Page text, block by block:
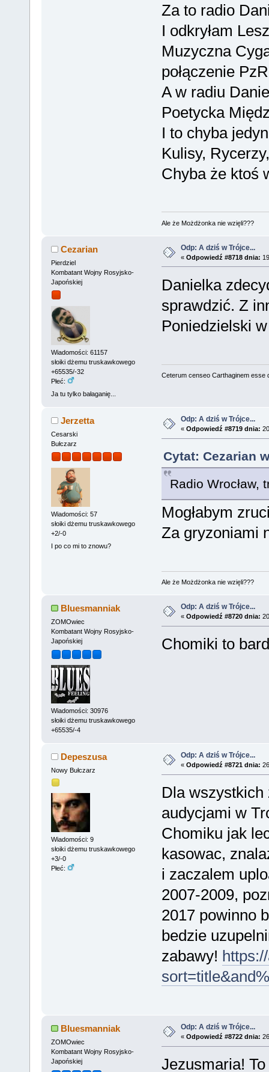
Za to radio
I odkryłam
Muzyczna
połączenie
A w radiu
Poetycka
I to chyba
Kulisy,
Chyba że ktoś
Ale że Możdżonka nie wzięli???
Cezarian
Pierdziel
Kombatant Wojny Rosyjsko-
Japońskiej
Wiadomości: 61157
słoiki dżemu truskawkowego
+65535/-32
Płeć:
Ja tu tylko bałaganię...
Odp: A dziś w Trójce...
« Odpowiedź #8718 dnia:
Danielka
sprawdzić. Z
Poniedzielski
Ceterum censeo Carthaginem esse
Jerzetta
Cesarski
Bułczarz
Wiadomości: 57
słoiki dżemu truskawkowego
+2/-0
I po co mi to znowu?
Odp: A dziś w Trójce...
« Odpowiedź #8719 dnia:
Cytat: Cezarian
Radio Wrocław,
Mogłabym
Za gryzoniami
Ale że Możdżonka nie wzięli???
Bluesmanniak
ZOMOwiec
Kombatant Wojny Rosyjsko-
Japońskiej
Wiadomości: 30976
słoiki dżemu truskawkowego
+65535/-4
Odp: A dziś w Trójce...
« Odpowiedź #8720 dnia:
Chomiki to
Depeszusa
Nowy Bułczarz
Wiadomości: 9
słoiki dżemu truskawkowego
+3/-0
Płeć:
Odp: A dziś w Trójce...
« Odpowiedź #8721 dnia:
Dla
audycjami w
Chomiku jak
kasowac,
i zaczalem
2007-2009,
2017 powinno
bedzie
zabawy!
Bluesmanniak
ZOMOwiec
Kombatant Wojny Rosyjsko-
Japońskiej
Odp: A dziś w Trójce...
« Odpowiedź #8722 dnia:
Jezusmaria!